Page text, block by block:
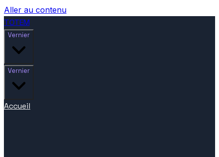
Aller au contenu
TOTEM
Vernier
Vernier
Accueil